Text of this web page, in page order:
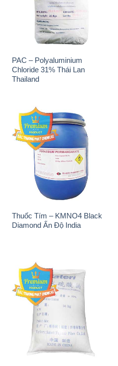
PAC – Polyaluminium
Chloride 31% Thái Lan
Thailand
Thuốc Tím – KMNO4 Black
Diamond Ấn Độ India